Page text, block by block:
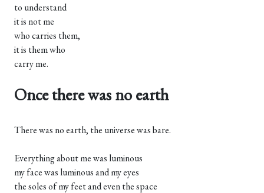
to understand
it is not me
who carries them,
it is them who
carry me.
Once there was no earth
There was no earth, the universe was bare.
Everything about me was luminous
my face was luminous and my eyes
the soles of my feet and even the space